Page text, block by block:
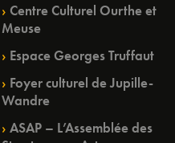
Centre Culturel Ourthe et
Meuse
Espace Georges Truffaut
Foyer culturel de Jupille-
Wandre
ASAP – L’Assemblée des